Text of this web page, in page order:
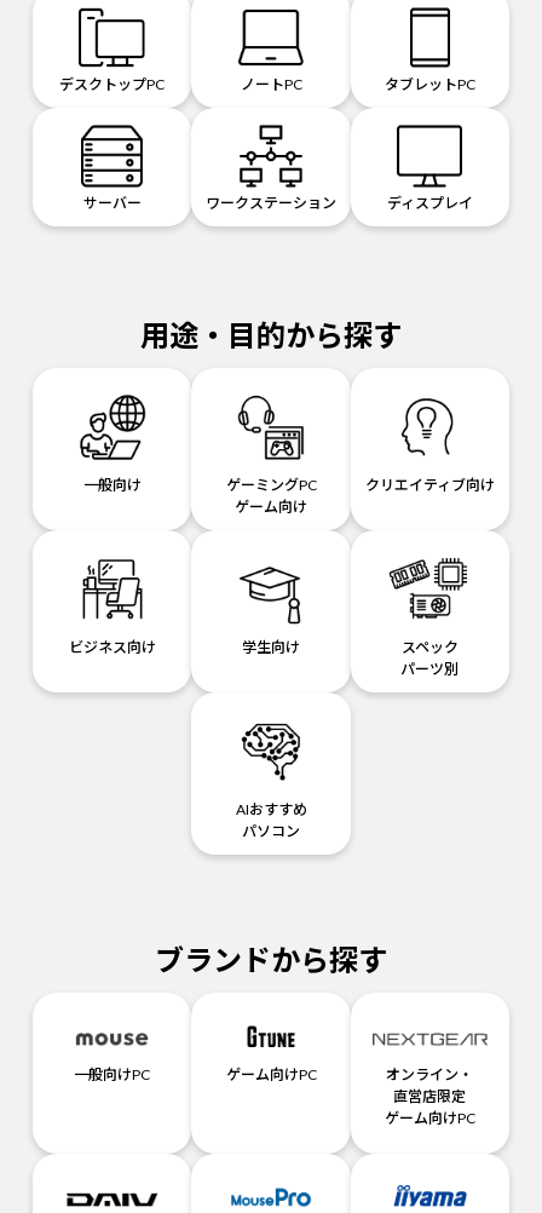
デスクトップPC ノートPC タブレットPC
サーバー ワークステーション ディスプレイ
用途・目的から探す
一般向け
ゲーミングPC
ゲーム向け
クリエイティブ向け
ビジネス向け 学生向け
スペック
パーツ別
AIおすすめ
パソコン
ブランドから探す
一般向けPC ゲーム向けPC
オンライン・
直営店限定
ゲーム向けPC